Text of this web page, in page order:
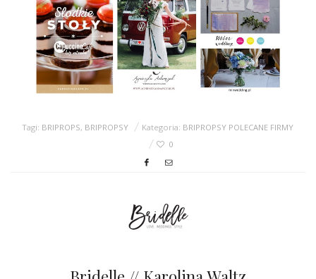
Tagi: BRIPROPS, BRIPROPSY Kategoria: BRIPROPSY POLECANE FIRMY
0